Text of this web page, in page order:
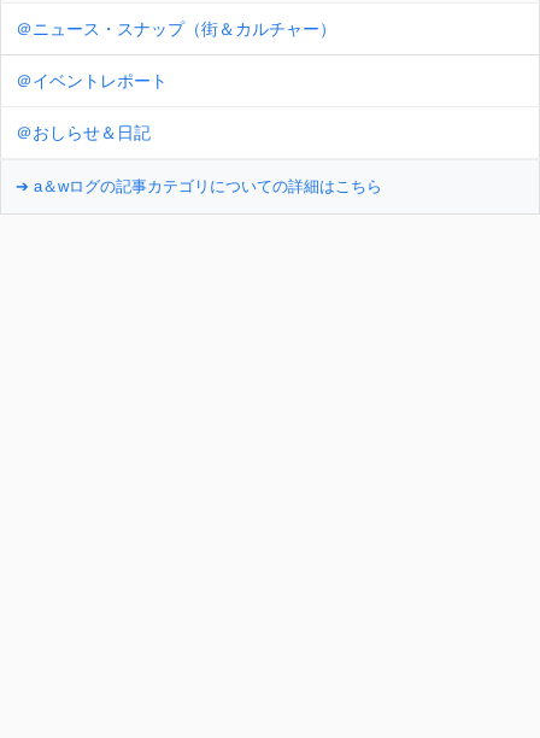
＠ニュース・スナップ（街＆カルチャー）
＠イベントレポート
＠おしらせ＆日記
➔ a＆wログの記事カテゴリについての詳細はこちら